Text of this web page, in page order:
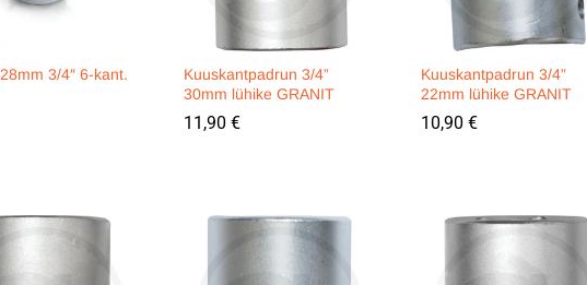
3/4″ 6-kant.
Kuuskantpadrun 3/4”
30mm lühike GRANIT
11,90 €
11,90 €
Kuuskantpadrun 3/4”
22mm lühike GRANIT
10,90 €
10,90 €